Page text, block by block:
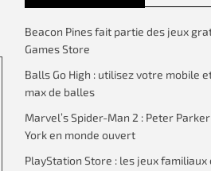
Beacon Pines fait partie des jeux
Games Store
Balls Go High : utilisez votre mobile
max de balles
Marvel’s Spider-Man 2 : Peter
York en monde ouvert
PlayStation Store : les jeux